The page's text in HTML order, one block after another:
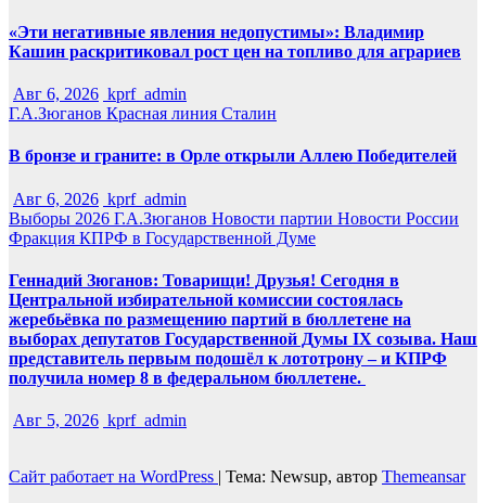
«Эти негативные явления недопустимы»: Владимир
Кашин раскритиковал рост цен на топливо для аграриев
Авг 6, 2026 kprf_admin
Г.А.Зюганов Красная линия Сталин
В бронзе и граните: в Орле открыли Аллею Победителей
Авг 6, 2026 kprf_admin
Выборы 2026 Г.А.Зюганов Новости партии Новости России
Фракция КПРФ в Государственной Думе
Геннадий Зюганов: Товарищи! Друзья! Сегодня в
Центральной избирательной комиссии состоялась
жеребьёвка по размещению партий в бюллетене на
выборах депутатов Государственной Думы IX созыва. Наш
представитель первым подошёл к лототрону – и КПРФ
получила номер 8 в федеральном бюллетене.
Авг 5, 2026 kprf_admin
Сайт работает на WordPress | Тема: Newsup, автор Themeansar